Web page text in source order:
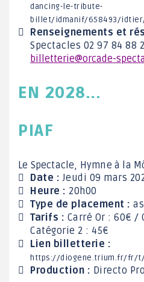
dancing-le-tribute-
billet/idmanif/658493/idtier
Renseignements et
Spectacles 02 97 84 88
billetterie@orcade-
EN 2028...
PIAF
Le Spectacle, Hymne à la
Date : Jeudi 09 mars
Heure : 20h00
Type de placement :
Tarifs : Carré Or : 60€ /
Catégorie 2 : 45€
Lien billetterie :
https://diogene.trium.fr/fr/
Production : Directo